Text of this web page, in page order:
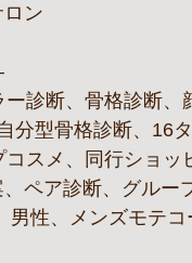
ロン
診断、骨格診断
分型骨格診断、16
スメ、同行ショ
、ペア診断、グル
男性、メンズモテ